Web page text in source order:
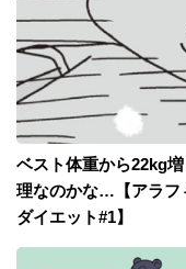
ベスト体重から22kg
理なのかな…【アラフ
ダイエット#1】